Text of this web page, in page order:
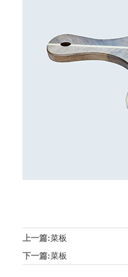
上一篇:菜板
下一篇:菜板